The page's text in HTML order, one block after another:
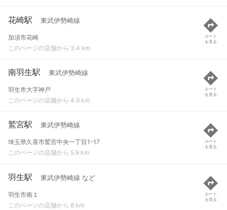
花崎駅 東武伊勢崎線
加須市花崎
このページの店舗から 3.4 km
ルート
を見る
南羽生駅 東武伊勢崎線
羽生市大字神戸
このページの店舗から 4.9 km
ルート
を見る
鷲宮駅 東武伊勢崎線
埼玉県久喜市鷲宮中央一丁目1-17
このページの店舗から 5.9 km
ルート
を見る
羽生駅 東武伊勢崎線 など
羽生市南１
このページの店舗から 8 km
ルート
を見る